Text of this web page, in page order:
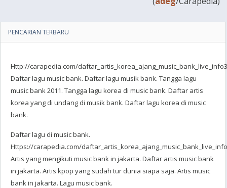
PENCARIAN TERBARU
Http://carapedia.com/
Daftar lagu music bank. Daftar lagu musik bank. Tangga lagu
music bank 2011. Tangga lagu korea di music bank. Daftar artis
korea yang di undang di musik bank. Daftar lagu korea di music
bank.
Daftar lagu di music bank.
Https://carapedia.com/
Artis yang mengikuti music bank in jakarta. Daftar artis music bank
in jakarta. Artis kpop yang sudah tur dunia siapa saja. Artis music
bank in jakarta. Lagu music bank.